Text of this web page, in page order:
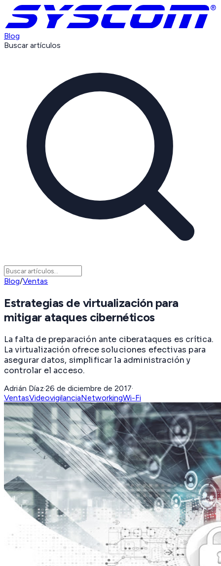
Blog
Buscar artículos
Blog/Ventas
Estrategias de virtualización para
mitigar ataques cibernéticos
La falta de preparación ante ciberataques es crítica.
La virtualización ofrece soluciones efectivas para
asegurar datos, simplificar la administración y
controlar el acceso.
Adrián Díaz·26 de diciembre de 2017·
VentasVideovigilanciaNetworkingWi-Fi